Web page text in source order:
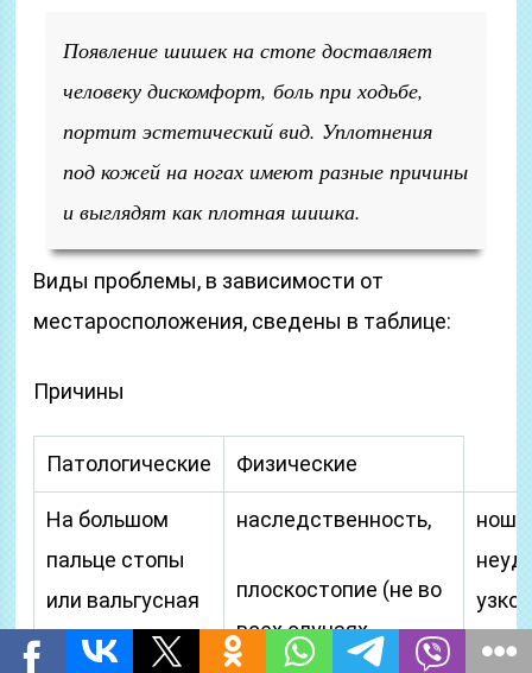
Появление шишек на стопе доставляет
человеку дискомфорт, боль при ходьбе,
портит эстетический вид. Уплотнения
под кожей на ногах имеют разные причины
и выглядят как плотная шишка.
Виды проблемы, в зависимости от
местаросположения, сведены в таблице:
Причины
Патологические Физические
На большом
пальце стопы
или вальгусная
деформация
наследственность,
плоскостопие (не во
всех случаях